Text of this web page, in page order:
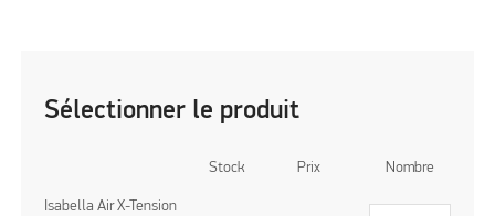
Sélectionner le produit
Stock Prix Nombre
Isabella Air X-Tension